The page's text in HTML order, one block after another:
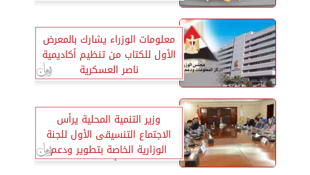
معلومات الوزراء يشارك بالمعرض
الأول للكتاب من تنظيم أكاديمية
ناصر العسكرية
وزير التنمية المحلية يرأس
الاجتماع التنسيقى الأول للجنة
الوزارية الخاصة بتطوير ودعم
منصة «أيادي مصر»